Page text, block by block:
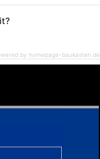
by homepage-baukasten.de